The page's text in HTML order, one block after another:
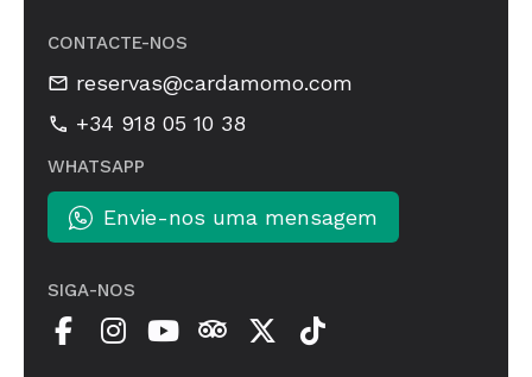
CONTACTE-NOS
reservas@cardamomo.com
+34 918 05 10 38
WHATSAPP
Envie-nos uma mensagem
SIGA-NOS